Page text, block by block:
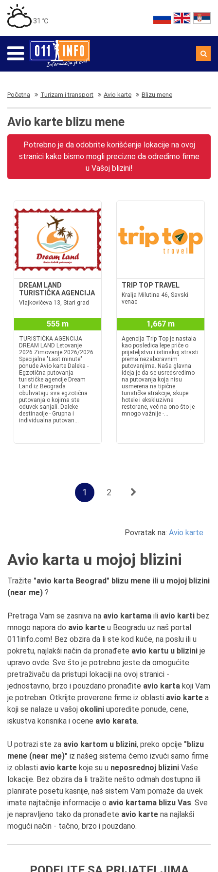
31 ℃
Početna Turizam i transport Avio karte Blizu mene
Avio karte blizu mene
Potrebno je da odobrite korišćenje lokacije na ovoj
stranici kako bismo mogli precizno da odredimo firme
u Vašoj blizini!
DREAM LAND
TURISTIČKA AGENCIJA
Vlajkovićeva 13, Stari grad
555 m
TURISTIČKA AGENCIJA
DREAM LAND Letovanje
2026 Zimovanje 2026/2026
Specijalne "Last minute"
ponude Avio karte Daleka -
Egzotična putovanja
turističke agencije Dream
Land iz Beograda
obuhvataju sva egzotična
putovanja o kojima ste
oduvek sanjali. Daleke
destinacije - Grupna i
individualna putovan...
TRIP TOP TRAVEL
Kralja Milutina 46, Savski
venac
1,667 m
Agencija Trip Top je nastala
kao posledica lepe priče o
prijateljstvu i istinskoj strasti
prema nezaboravnim
putovanjima. Naša glavna
ideja je da se usredsredimo
na putovanja koja nisu
usmerena na tipične
turističke atrakcije, skupe
hotele i ekskluzivne
restorane, već na ono što je
mnogo važnije -...
1 2
Povratak na: Avio karte
Avio karta u mojoj blizini
Tražite "avio karta Beograd" blizu mene ili u mojoj blizini
(near me) ?
Pretraga Vam se zasniva na avio kartama ili avio karti bez
mnogo napora do avio karte u Beogradu uz naš portal
011info.com! Bez obzira da li ste kod kuće, na poslu ili u
pokretu, najlakši način da pronađete avio kartu u blizini je
upravo ovde. Sve što je potrebno jeste da omogućite
pretraživaču da pristupi lokaciji na ovoj stranici -
jednostavno, brzo i pouzdano pronađite avio karta koji Vam
je potreban. Otkrijte proverene firme iz oblasti avio karte a
koji se nalaze u vašoj okolini uporedite ponude, cene,
iskustva korisnika i ocene avio karata.
U potrazi ste za avio kartom u blizini, preko opcije "blizu
mene (near me)" iz našeg sistema ćemo izvući samo firme
iz oblasti avio karte koje su u neposrednoj blizini Vaše
lokacije. Bez obzira da li tražite nešto odmah dostupno ili
planirate posetu kasnije, naš sistem Vam pomaže da uvek
imate najtačnije informacije o avio kartama blizu Vas. Sve
je napravljeno tako da pronađete avio karte na najlakši
mogući način - tačno, brzo i pouzdano.